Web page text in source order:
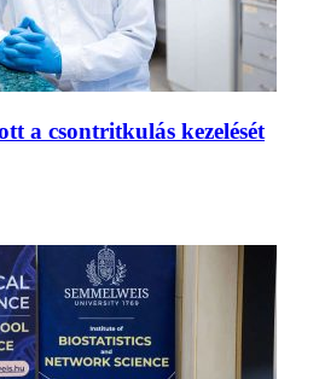
a csontritkulás kezelését